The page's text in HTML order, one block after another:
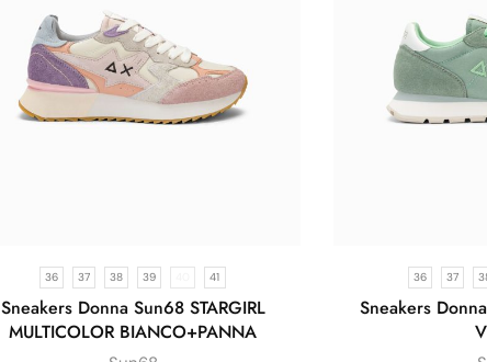
36 37 38 39 41
Sneakers Donna Sun68 STARGIRL
MULTICOLOR BIANCO+PANNA
36 37
Sneakers